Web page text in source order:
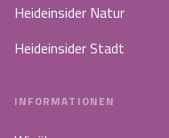
Heideinsider Natur
Heideinsider Stadt
INFORMATIONEN